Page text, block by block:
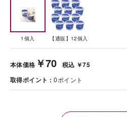
1個入 【通販】12個入
本体価格 ￥70
税込 ￥75
取得ポイント
0ポイント